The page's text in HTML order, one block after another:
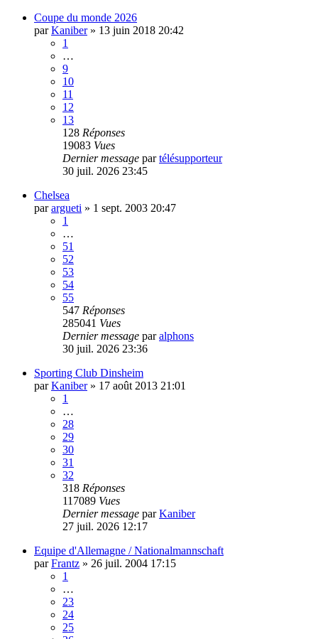
Coupe du monde 2026
parKaniber» 13 juin 2018 20:42
1
…
9
10
11
12
13
128 Réponses
19083 Vues
Dernier message partélésupporteur
30 juil. 2026 23:45
Chelsea
parargueti » 1 sept. 2003 20:47
1
…
51
52
53
54
55
547 Réponses
285041 Vues
Dernier message paralphons
30 juil. 2026 23:36
Sporting Club Dinsheim
parKaniber» 17 août 2013 21:01
1
…
28
29
30
31
32
318 Réponses
117089 Vues
Dernier message parKaniber
27 juil. 2026 12:17
Equipe d'Allemagne / Nationalmannschaft
parFrantz » 26 juil. 2004 17:15
1
…
23
24
25